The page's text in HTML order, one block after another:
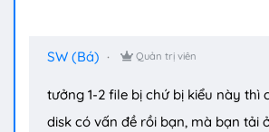
SW (Bá) Quản trị viên
tưởng 1-2 file bị chứ bị kiểu này thì
disk có vấn đề rồi bạn, mà bạn tải